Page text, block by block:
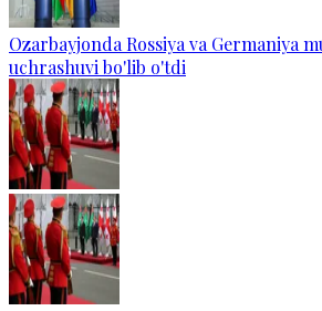
Ozarbayjonda Rossiya va Germaniya
uchrashuvi bo'lib o'tdi